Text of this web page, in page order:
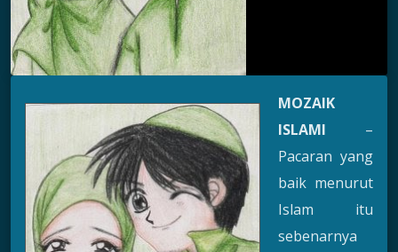
MOZAIK
ISLAMI –
Pacaran yang
baik menurut
Islam itu
sebenarnya